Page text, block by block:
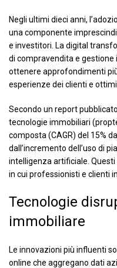
Negli ultimi dieci anni,
una componente
e investitori. La digital
di compravendita e
ottenere approfondimenti
esperienze dei clienti e
Secondo un report
tecnologie immobiliari
composta (CAGR) del 15%
dall’incremento dell’uso di
intelligenza artificiale.
in cui professionisti e clienti
Tecnologie
immobiliare
Le innovazioni più influenti
online che aggregano dati